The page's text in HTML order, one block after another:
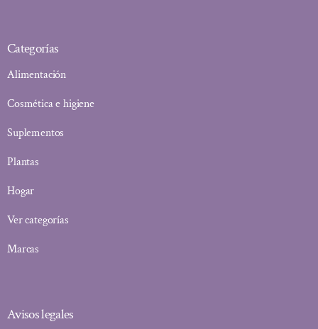
Categorías
Alimentación
Cosmética e higiene
Suplementos
Plantas
Hogar
Ver categorías
Marcas
Avisos legales